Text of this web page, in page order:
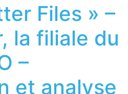
Files » –
la filiale du
–
et analyse